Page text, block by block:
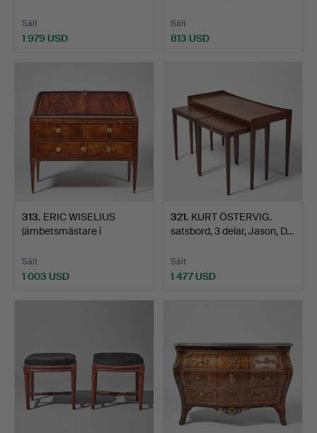
Sålt
1 979 USD
Sålt
813 USD
313. ERIC WISELIUS
(ämbetsmästare i
Sålt
1 003 USD
321. KURT ÖSTERVIG.
satsbord, 3 delar, Jason, D…
Sålt
1 477 USD